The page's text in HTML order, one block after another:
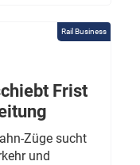
Rail Business
Frist
Züge sucht
und